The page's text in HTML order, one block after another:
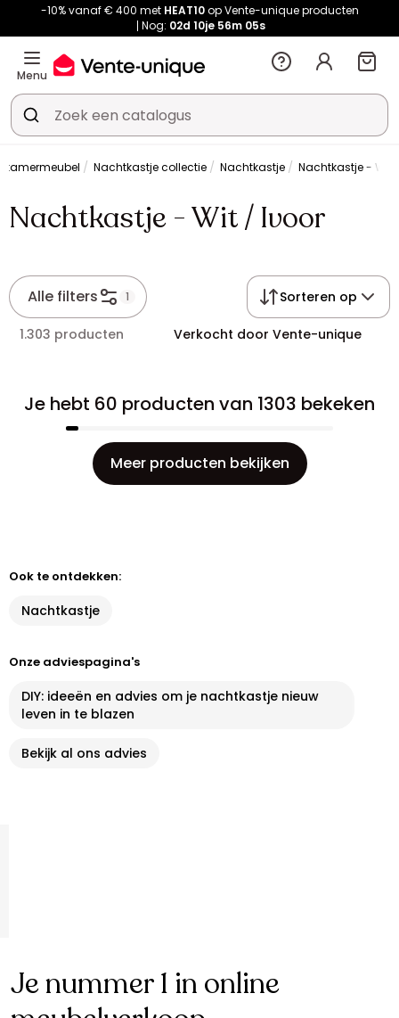
-10% vanaf € 400 met HEAT10op Vente-unique producten
Nog: 02d 10je 56m 05s
Menu
Nachtkastje collectie Nachtkastje Nachtkastje - Wit
Nachtkastje - Wit / Ivoor
Alle filters 1 Sorteren op
1.303 producten Verkocht door Vente-unique
Je hebt 60 producten van 1303 bekeken
Meer producten bekijken
Ook te ontdekken:
Nachtkastje
Onze adviespagina's
DIY: ideeën en advies om je nachtkastje nieuw
leven in te blazen
Bekijk al ons advies
Je nummer 1 in online